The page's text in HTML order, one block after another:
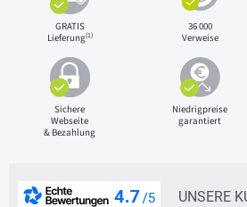
GRATIS
Lieferung(1)
36 000
Verweise
Sichere
Webseite
& Bezahlung
Niedrigpreise
garantiert
UNSERE